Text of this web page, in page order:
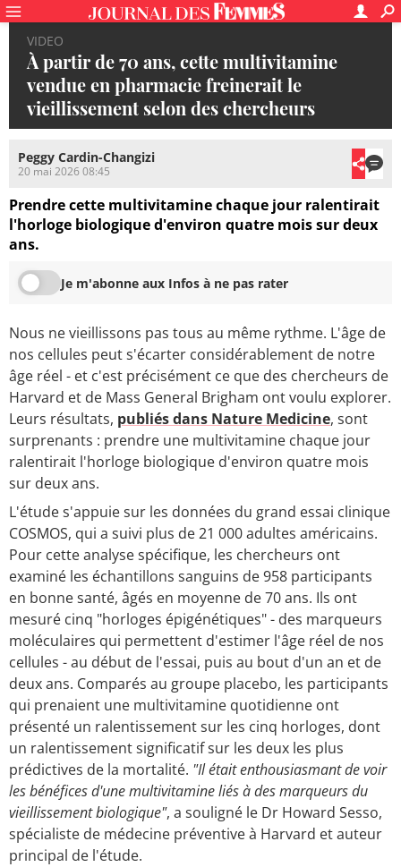
VIDEO
À partir de 70 ans, cette multivitamine
vendue en pharmacie freinerait le
vieillissement selon des chercheurs
Peggy Cardin-Changizi
20 mai 2026 08:45
Prendre cette multivitamine chaque jour ralentirait
l'horloge biologique d'environ quatre mois sur deux
ans.
Je m'abonne aux Infos à ne pas rater
Nous ne vieillissons pas tous au même rythme. L'âge de
nos cellules peut s'écarter considérablement de notre
âge réel - et c'est précisément ce que des chercheurs de
Harvard et de Mass General Brigham ont voulu explorer.
Leurs résultats, publiés dans Nature Medicine, sont
surprenants : prendre une multivitamine chaque jour
ralentirait l'horloge biologique d'environ quatre mois
sur deux ans.
L'étude s'appuie sur les données du grand essai clinique
COSMOS, qui a suivi plus de 21 000 adultes américains.
Pour cette analyse spécifique, les chercheurs ont
examiné les échantillons sanguins de 958 participants
en bonne santé, âgés en moyenne de 70 ans. Ils ont
mesuré cinq "horloges épigénétiques" - des marqueurs
moléculaires qui permettent d'estimer l'âge réel de nos
cellules - au début de l'essai, puis au bout d'un an et de
deux ans. Comparés au groupe placebo, les participants
qui prenaient une multivitamine quotidienne ont
présenté un ralentissement sur les cinq horloges, dont
un ralentissement significatif sur les deux les plus
prédictives de la mortalité. "Il était enthousiasmant de voir
les bénéfices d'une multivitamine liés à des marqueurs du
vieillissement biologique", a souligné le Dr Howard Sesso,
spécialiste de médecine préventive à Harvard et auteur
principal de l'étude.